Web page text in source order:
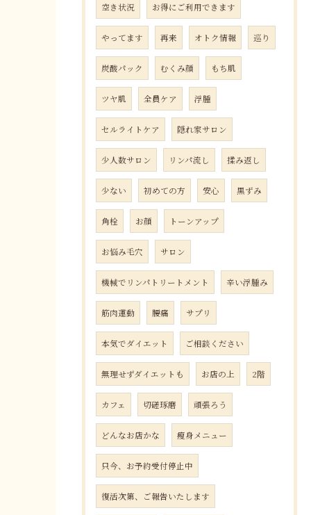
空き状況 お得にご利用できます
やってます 再来 オトク情報 巡り
炭酸パック むくみ顔 もち肌
ツヤ肌 全員ケア 浮腫
セルライトケア 隠れ家サロン
少人数サロン リンパ流し 揉み返し
少ない 初めての方 安心 黒ずみ
角栓 お顔 トーンアップ
お悩み毛穴 サロン
機械でリンパトリートメント 辛い浮腫み
筋肉運動 腰痛 サプリ
本気でダイエット ご相談ください
無理せずダイエットも お店の上 2階
カフェ 切磋琢磨 頑張ろう
どんなお店かな 瘦身メニュー
只今、お予約受付停止中
復活次第、ご報告いたします